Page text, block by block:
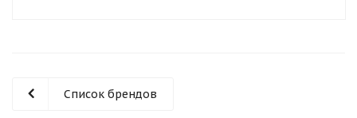
Список брендов